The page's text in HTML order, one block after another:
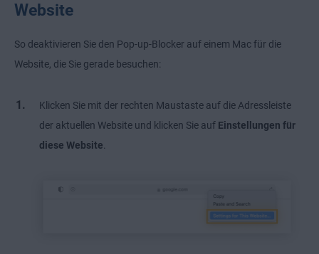
Website
So deaktivieren Sie den Pop-up-Blocker auf einem Mac für die
Website, die Sie gerade besuchen:
Klicken Sie mit der rechten Maustaste auf die Adressleiste
der aktuellen Website und klicken Sie auf Einstellungen für
diese Website